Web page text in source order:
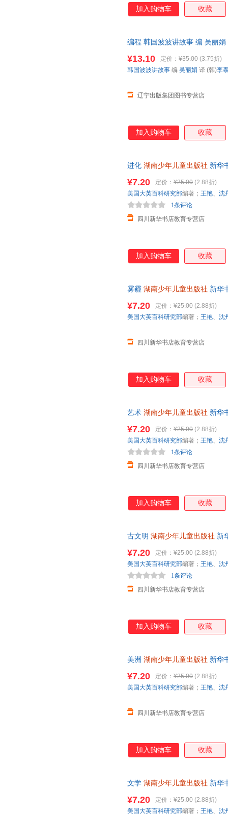
加入购物车 收藏
编程 韩国波波讲故事 编 吴丽
¥13.10 定价： ¥35.00 (3.75折)
辽宁出版集团图书专营店
韩国波波讲故事 编 吴丽娟 译 (韩)李
加入购物车 收藏
进化 湖南少年儿童出版社 新华
¥7.20 定价： ¥25.00 (2.88折)
四川新华书店教育专营店
1条评论
美国大英百科研究部编著； 王艳、 沈
加入购物车 收藏
雾霾 湖南少年儿童出版社 新华
¥7.20 定价： ¥25.00 (2.88折)
四川新华书店教育专营店
美国大英百科研究部编著； 王艳、 沈
加入购物车 收藏
艺术 湖南少年儿童出版社 新华
¥7.20 定价： ¥25.00 (2.88折)
四川新华书店教育专营店
1条评论
美国大英百科研究部编著； 王艳、 沈
加入购物车 收藏
古文明 湖南少年儿童出版社 新
¥7.20 定价： ¥25.00 (2.88折)
四川新华书店教育专营店
1条评论
美国大英百科研究部编著； 王艳、 沈
加入购物车 收藏
美洲 湖南少年儿童出版社 新华
¥7.20 定价： ¥25.00 (2.88折)
四川新华书店教育专营店
美国大英百科研究部编著； 王艳、 沈
加入购物车 收藏
文学 湖南少年儿童出版社 新华
¥7.20 定价： ¥25.00 (2.88折)
美国大英百科研究部编著； 王艳、 沈